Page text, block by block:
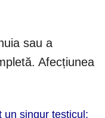
sau a
Afecțiunea
un singur testicul;